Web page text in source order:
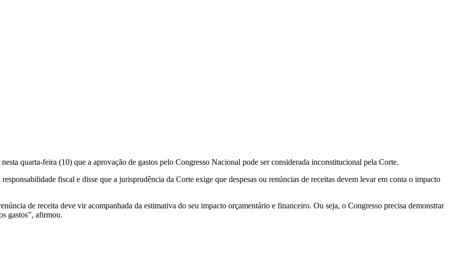
quarta-feira (10) que a aprovação de gastos pelo Congresso Nacional pode ser considerada inconstitucional pela Corte.
fiscal e disse que a jurisprudência da Corte exige que despesas ou renúncias de receitas devem levar em conta o impacto
de receita deve vir acompanhada da estimativa do seu impacto orçamentário e financeiro. Ou seja, o Congresso precisa demonstrar
gastos”, afirmou.